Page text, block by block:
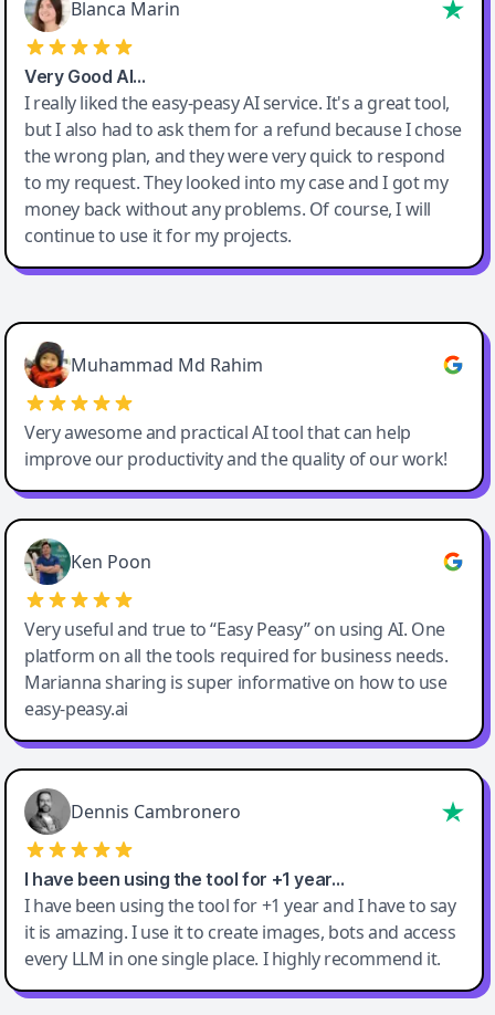
Blanca Marin
Very Good AI…
I really liked the easy-peasy AI service. It's a great tool,
but I also had to ask them for a refund because I chose
the wrong plan, and they were very quick to respond
to my request. They looked into my case and I got my
money back without any problems. Of course, I will
continue to use it for my projects.
Easy-Peasy AI
Muhammad Md Rahim
Very awesome and practical AI tool that can help
improve our productivity and the quality of our work!
Ken Poon
Very useful and true to “Easy Peasy” on using AI. One
platform on all the tools required for business needs.
Marianna sharing is super informative on how to use
easy-peasy.ai
Dennis Cambronero
I have been using the tool for +1 year…
I have been using the tool for +1 year and I have to say
it is amazing. I use it to create images, bots and access
every LLM in one single place. I highly recommend it.